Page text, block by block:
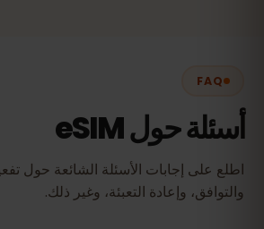
FAQ
أسئلة حول eSIM
والتوافق، وإعادة التعبئة، وغير ذلك.